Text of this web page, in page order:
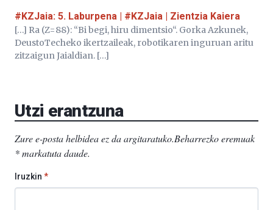
#KZJaia: 5. Laburpena | #KZJaia | Zientzia Kaiera
[…] Ra (Z=88): “Bi begi, hiru dimentsio“. Gorka Azkunek,
DeustoTecheko ikertzaileak, robotikaren inguruan aritu
zitzaigun Jaialdian. […]
Utzi erantzuna
Zure e-posta helbidea ez da argitaratuko.Beharrezko eremuak
*markatuta daude.
Iruzkin *